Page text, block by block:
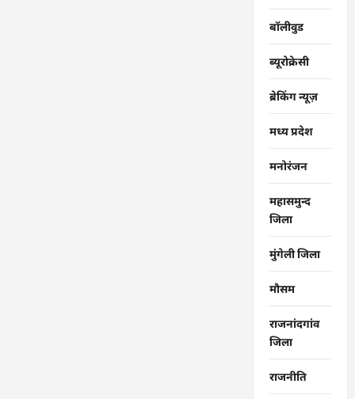
बॉलीवुड
ब्यूरोक्रेसी
ब्रेकिंग न्यूज़
मध्य प्रदेश
मनोरंजन
महासमुन्द
जिला
मुंगेली जिला
मौसम
राजनांदगांव
जिला
राजनीति